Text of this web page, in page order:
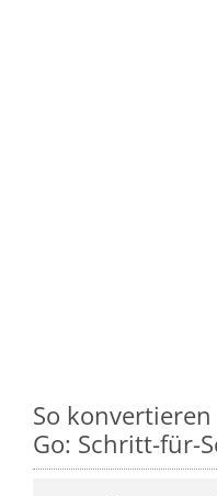
So konvertieren
Go: Schritt-für-